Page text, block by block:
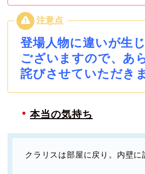
登場人物に違いが生
ございますので、あ
詫びさせていただき
本当の気持ち
クラリスは部屋に戻り。内壁に